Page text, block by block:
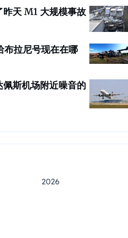
天 M1 大规模事故
布拉尼号现在在哪
斯机场附近噪音的
2026